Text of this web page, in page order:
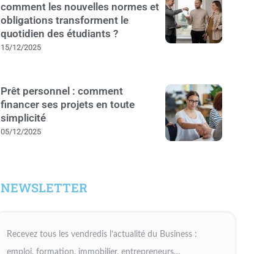
comment les nouvelles normes et
obligations transforment le
quotidien des étudiants ?
15/12/2025
Prêt personnel : comment
financer ses projets en toute
simplicité
05/12/2025
NEWSLETTER
Recevez tous les vendredis l’actualité du Business :
emploi, formation, immobilier, entrepreneurs…